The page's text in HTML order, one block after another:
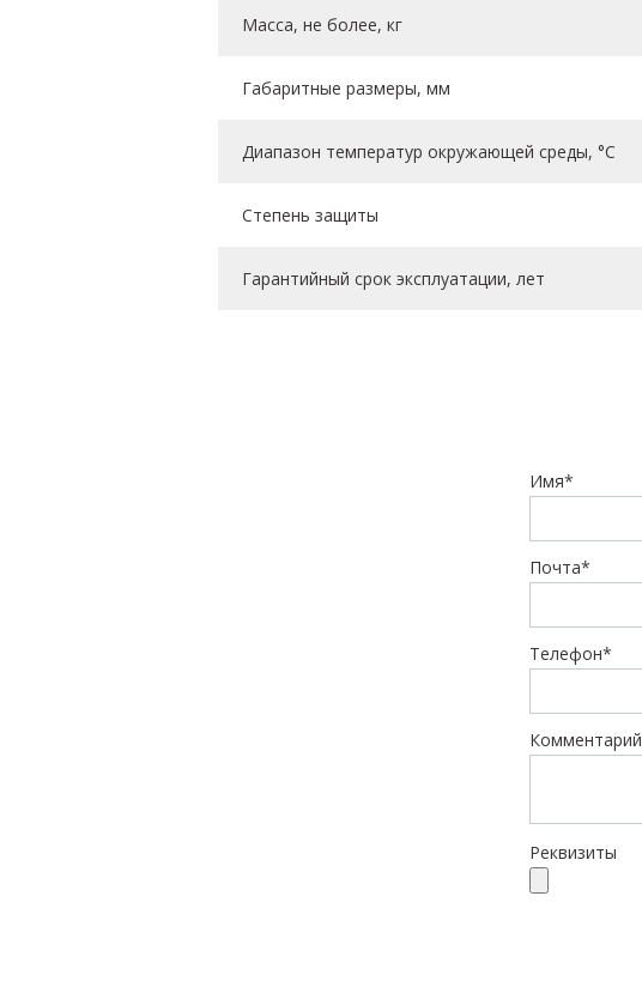
Масса, не более, кг
Габаритные размеры, мм
Диапазон температур окружающей среды, °C
Степень защиты
Гарантийный срок эксплуатации, лет
Имя*
Почта*
Телефон*
Комментарий
Реквизиты